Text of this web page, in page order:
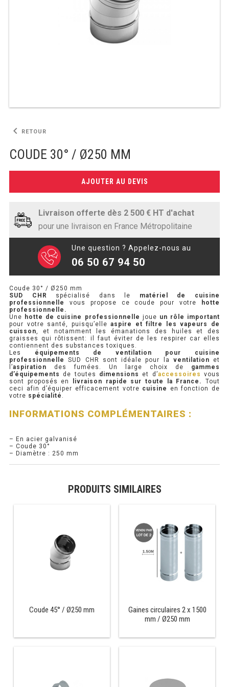
TABLE RÉFRIGÉRÉE
TABLE CONGÉLATEUR
SOUBASSEMENT RÉFRIGÉRÉ
TABLE DE PRÉPARATION
TABLE DE PRÉPARATION COMPACTE
TABLE DE PRÉPARATION 700 / 800
SALADETTE COMPACTE
SALADETTE COMPACTE VITRÉE
SALADETTE 800 VITRÉE
MEUBLE À PIZZA
MEUBLE À PIZZA
PROFONDEUR 400 VITRÉE
PROFONDEUR 300 INOX
PROFONDEUR 400 INOX
keyboard_arrow_left RETOUR
COUDE 30° / Ø250 MM
AJOUTER AU DEVIS
Livraison offerte dès 2 500 € HT d'achat
pour une livraison en France Métropolitaine
Une question ? Appelez-nous au
06 50 67 94 50
Coude 30° / Ø250 mm
SUD CHR
spécialisé dans le matériel de cuisine
professionnelle
vous propose ce coude pour votre
hotte
professionnelle.
Une hotte de cuisine professionnelle joue un rôle important
pour votre santé, puisqu’elleaspire et filtre les vapeurs de
cuisson, et notamment les émanations des huiles et des
graisses qui rôtissent: il faut éviter de les respirer car elles
contiennent des substances toxiques.
Les équipements de ventilation pour cuisine
professionnelle
SUD CHR sont idéale pour la ventilation et
l’aspiration des fumées. Un large choix de gammes
d’équipements
de toutes dimensions et d’accessoires vous
sont proposés en
livraison rapide sur toute la France.Tout
ceci afin d’équiper efficacement votre cuisine
en fonction de
votre spécialité .
INFORMATIONS COMPLÉMENTAIRES :
– En acier galvanisé
– Coude 30°
– Diamètre : 250 mm
PRODUITS SIMILAIRES
Coude 45° / Ø250 mm
Gaines circulaires 2 x 1500
mm / Ø250 mm